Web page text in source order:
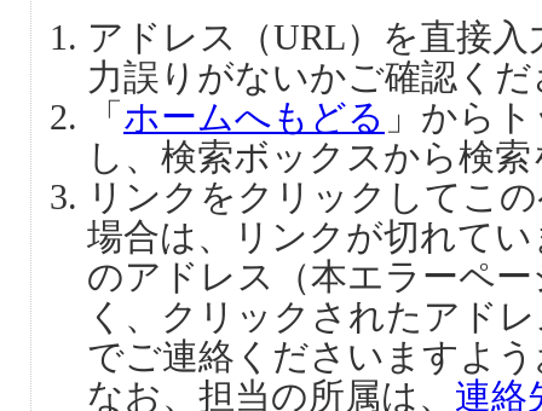
アドレス（URL）を直接
力誤りがないかご確認く
「 ホームへもどる 」から
し、検索ボックスから検
リンクをクリックしてこ
場合は、リンクが切れて
のアドレス（本エラーペ
く、クリックされたアド
でご連絡くださいますよ
なお、担当の所属は、 連絡